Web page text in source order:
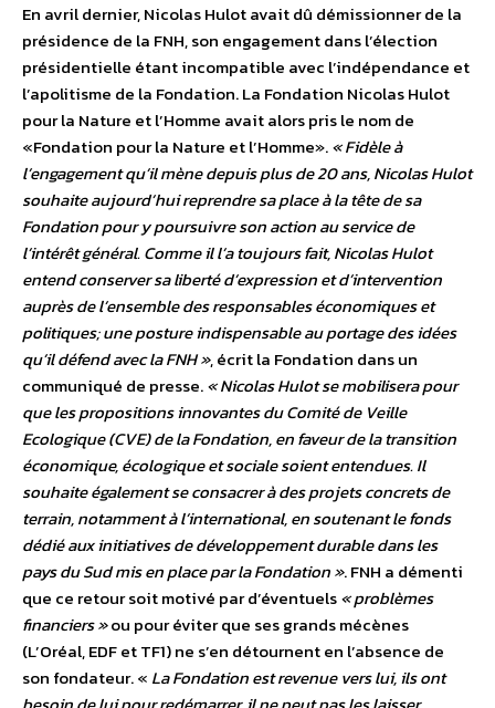
En avril dernier, Nicolas Hulot avait dû démissionner de la
présidence de la FNH, son engagement dans l’élection
présidentielle étant incompatible avec l’indépendance et
l’apolitisme de la Fondation. La Fondation Nicolas Hulot
pour la Nature et l’Homme avait alors pris le nom de
«Fondation pour la Nature et l’Homme».« Fidèle à
l’engagement qu’il mène depuis plus de 20 ans, Nicolas Hulot
souhaite aujourd’hui reprendre sa place à la tête de sa
Fondation pour y poursuivre son action au service de
l’intérêt général. Comme il l’a toujours fait, Nicolas Hulot
entend conserver sa liberté d’expression et d’intervention
auprès de l’ensemble des responsables économiques et
politiques; une posture indispensable au portage des idées
qu’il défend avec la FNH », écrit la Fondation dans un
communiqué de presse.« Nicolas Hulot se mobilisera pour
que les propositions innovantes du Comité de Veille
Ecologique (CVE) de la Fondation, en faveur de la transition
économique, écologique et sociale soient entendues. Il
souhaite également se consacrer à des projets concrets de
terrain, notamment à l’international, en soutenant le fonds
dédié aux initiatives de développement durable dans les
pays du Sud mis en place par la Fondation ». FNH a démenti
que ce retour soit motivé par d’éventuels« problèmes
financiers »ou pour éviter que ses grands mécènes
(L’Oréal, EDF et TF1) ne s’en détournent en l’absence de
son fondateur. « La Fondation est revenue vers lui, ils ont